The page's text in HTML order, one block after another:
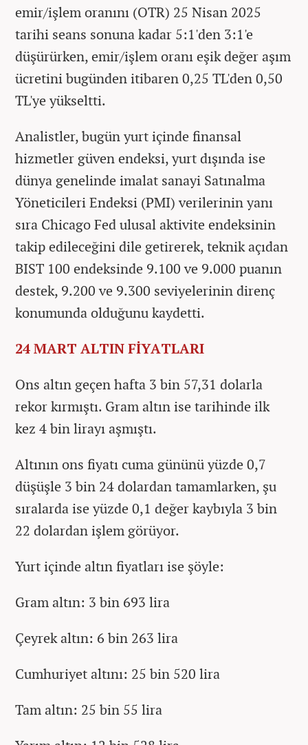
emir/işlem oranını (OTR) 25 Nisan 2025
tarihi seans sonuna kadar 5:1'den 3:1'e
düşürürken, emir/işlem oranı eşik değer aşım
ücretini bugünden itibaren 0,25 TL'den 0,50
TL'ye yükseltti.
Analistler, bugün yurt içinde finansal
hizmetler güven endeksi, yurt dışında ise
dünya genelinde imalat sanayi Satınalma
Yöneticileri Endeksi (PMI) verilerinin yanı
sıra Chicago Fed ulusal aktivite endeksinin
takip edileceğini dile getirerek, teknik açıdan
BIST 100 endeksinde 9.100 ve 9.000 puanın
destek, 9.200 ve 9.300 seviyelerinin direnç
konumunda olduğunu kaydetti.
24 MART ALTIN FİYATLARI
Ons altın geçen hafta 3 bin 57,31 dolarla
rekor kırmıştı. Gram altın ise tarihinde ilk
kez 4 bin lirayı aşmıştı.
Altının ons fiyatı cuma gününü yüzde 0,7
düşüşle 3 bin 24 dolardan tamamlarken, şu
sıralarda ise yüzde 0,1 değer kaybıyla 3 bin
22 dolardan işlem görüyor.
Yurt içinde altın fiyatları ise şöyle:
Gram altın: 3 bin 693 lira
Çeyrek altın: 6 bin 263 lira
Cumhuriyet altını: 25 bin 520 lira
Tam altın: 25 bin 55 lira